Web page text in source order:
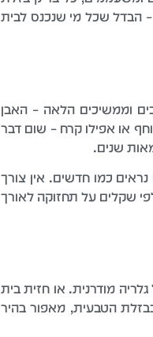
הבדל שכל מי שנכנס לבית
וממשיכים הלאה – האבן
או אפילו קרח – שום דבר
שנים.
כמו חדשים. אין צורך
שקלים על תחזוקה לאורך
מודרנית. או חזית בית
הטבעית, מאפור בהיר